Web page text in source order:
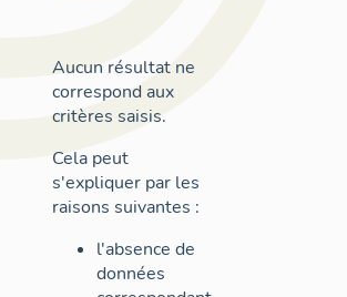
Aucun résultat ne
correspond aux
critères saisis.
Cela peut
s'expliquer par les
raisons suivantes :
l'absence de
données